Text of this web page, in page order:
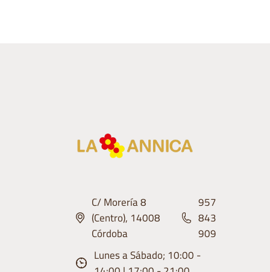
C/ Morería 8
(Centro), 14008
Córdoba
957
843
909
Lunes a Sábado; 10:00 -